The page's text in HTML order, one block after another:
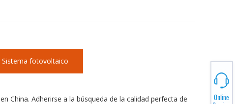
Sistema fotovoltaico
en China. Adherirse a la búsqueda de la calidad perfecta de